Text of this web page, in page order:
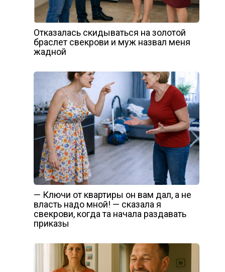
Отказалась скидываться на золотой
браслет свекрови и муж назвал меня
жадной
— Ключи от квартиры он вам дал, а не
власть надо мной! — сказала я
свекрови, когда та начала раздавать
приказы